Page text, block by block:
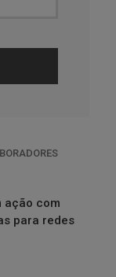
ação com
para redes